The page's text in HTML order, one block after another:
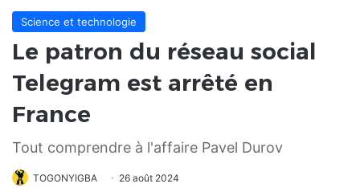
Science et technologie
Le patron du réseau social
Telegram est arrêté en
France
Tout comprendre à l'affaire Pavel Durov
TOGONYIGBA 26 août 2024